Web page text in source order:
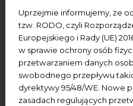
Uprzejmie informujemy, że
tzw. RODO, czyli
Europejskiego i Rady (UE)
w sprawie ochrony osób
przetwarzaniem danych
swobodnego przepływu
dyrektywy 95/48/WE. Nowe
zasadach regulujących
powieściach pisarki.
kreatywności, ruch i
przekazywać emocje i
migowego i poznawanie
osób Głuchych! Na dzieci
spotkań pełnych
zajęć warsztatowych!